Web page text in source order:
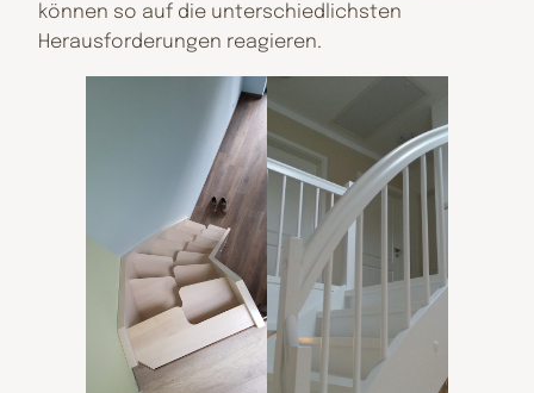
können so auf die unterschiedlichsten
Herausforderungen reagieren.